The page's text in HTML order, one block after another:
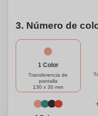
3. Número de
1 Color
Transferencia de
pantalla
130 x 30 mm